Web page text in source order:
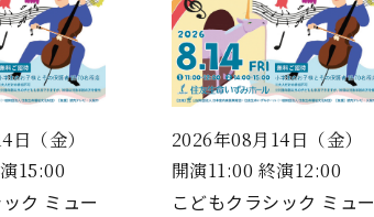
（金）
15:00
ク ミュー
2026年08月14日（金）
開演11:00 終演12:00
こどもクラシック ミュー